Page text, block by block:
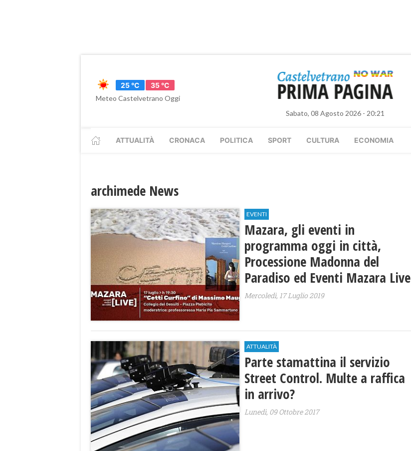
25 °C
35 °C
Meteo Castelvetrano Oggi
Sabato, 08 Agosto 2026 - 20:21
ATTUALITÀ CRONACA POLITICA SPORT CULTURA ECONOMIA
archimede News
EVENTI
Mazara, gli eventi in
programma oggi in città,
Processione Madonna del
Paradiso ed Eventi Mazara Live
Mercoledì, 17 Luglio 2019
ATTUALITÀ
Parte stamattina il servizio
Street Control. Multe a raffica
in arrivo?
Lunedì, 09 Ottobre 2017